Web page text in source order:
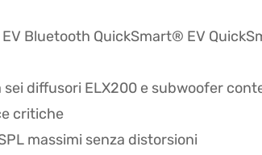
Bluetooth QuickSmart® EV
diffusori ELX200 e subwoofer
critiche
massimi senza distorsioni